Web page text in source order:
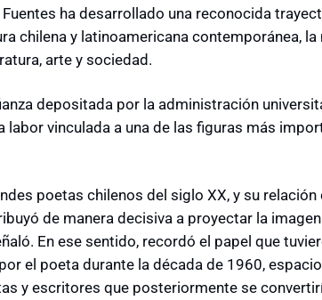
ha desarrollado una reconocida
chilena y latinoamericana contemporánea, la
arte y sociedad.
depositada por la administración
labor vinculada a una de las figuras más
poetas chilenos del siglo XX, y su relación
de manera decisiva a proyectar la
En ese sentido, recordó el papel que
el poeta durante la década de 1960,
y escritores que posteriormente se